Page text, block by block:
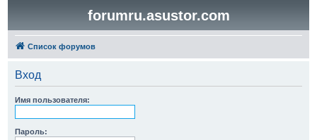
forumru.asustor.com
Список форумов
Вход
Имя пользователя:
Пароль: